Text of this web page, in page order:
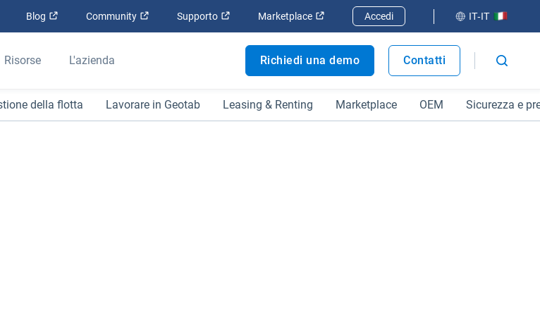
Blog Apri in una nuova finestra
Community Apri in una nuova finestra
Supporto Apri in una nuova finestra
Marketplace Apri in una nuova finestra
Accedi IT-IT
Risorse L'azienda Richiedi una demo Contatti
della flotta Lavorare in Geotab Leasing & Renting Marketplace OEM Sicurezza e